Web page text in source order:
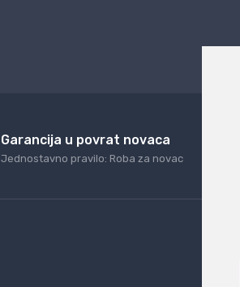
Garancija u povrat novaca
Jednostavno pravilo: Roba za novac